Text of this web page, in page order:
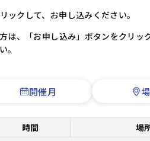
ックして、お申し込みください。
は、「お申し込み」ボタンをクリッ
。
開催月
時間 場